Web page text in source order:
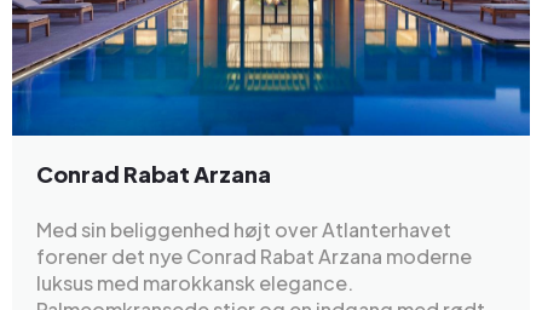
Conrad Rabat Arzana
Med sin beliggenhed højt over Atlanterhavet
forener det nye Conrad Rabat Arzana moderne
luksus med marokkansk elegance.